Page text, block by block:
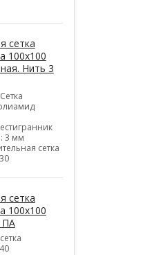
сетка
100х100
Нить 3
3 мм
сетка
сетка
100х100
ПА